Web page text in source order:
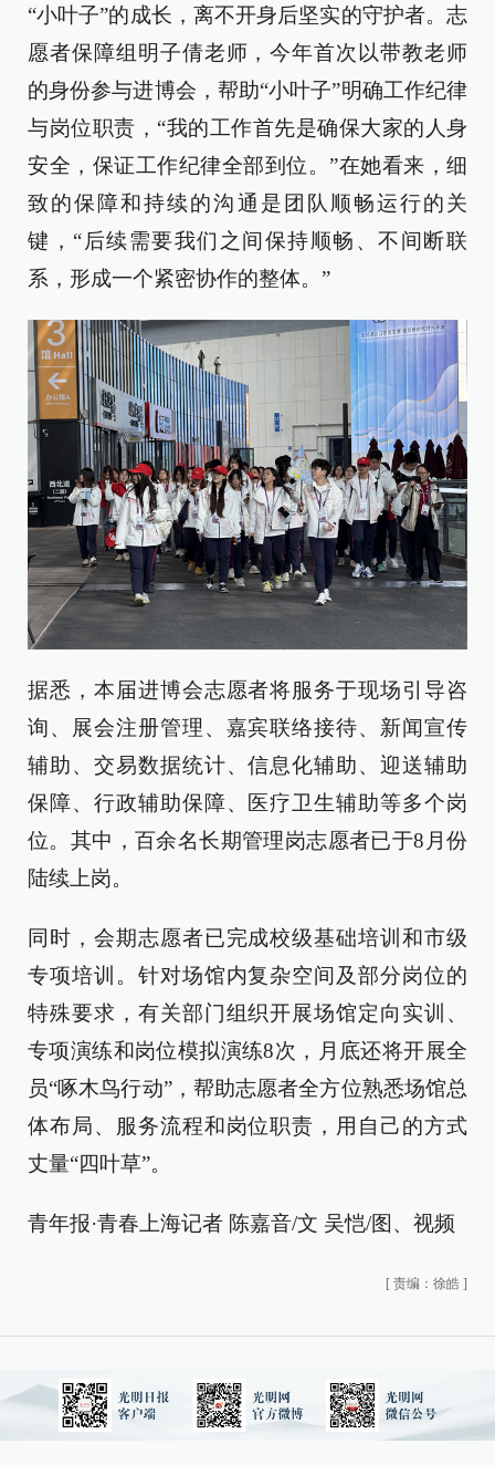
“小叶子”的成长，离不开身后坚实的守护者。志
愿者保障组明子倩老师，今年首次以带教老师
的身份参与进博会，帮助“小叶子”明确工作纪律
与岗位职责，“我的工作首先是确保大家的人身
安全，保证工作纪律全部到位。”在她看来，细
致的保障和持续的沟通是团队顺畅运行的关
键，“后续需要我们之间保持顺畅、不间断联
系，形成一个紧密协作的整体。”
据悉，本届进博会志愿者将服务于现场引导咨
询、展会注册管理、嘉宾联络接待、新闻宣传
辅助、交易数据统计、信息化辅助、迎送辅助
保障、行政辅助保障、医疗卫生辅助等多个岗
位。其中，百余名长期管理岗志愿者已于8月份
陆续上岗。
同时，会期志愿者已完成校级基础培训和市级
专项培训。针对场馆内复杂空间及部分岗位的
特殊要求，有关部门组织开展场馆定向实训、
专项演练和岗位模拟演练8次，月底还将开展全
员“啄木鸟行动”，帮助志愿者全方位熟悉场馆总
体布局、服务流程和岗位职责，用自己的方式
丈量“四叶草”。
青年报·青春上海记者 陈嘉音/文 吴恺/图、视频
[ 责编：徐皓 ]